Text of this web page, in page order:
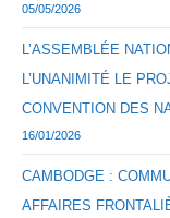
05/05/2026
L’ASSEMBLÉE
L’UNANIMITÉ LE
CONVENTION DES
16/01/2026
CAMBODGE :
AFFAIRES